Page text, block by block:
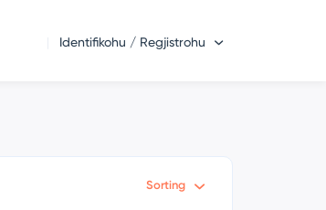
Identifikohu / Regjistrohu
Sorting